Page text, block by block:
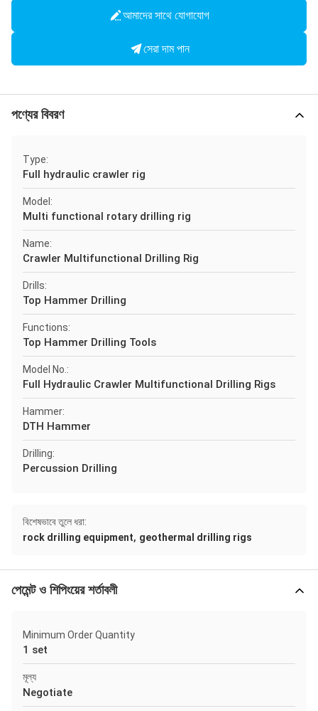
আমাদের সাথে যোগাযোগ
সেরা দাম পান
পণ্যের বিবরণ
Type:
Full hydraulic crawler rig
Model:
Multi functional rotary drilling rig
Name:
Crawler Multifunctional Drilling Rig
Drills:
Top Hammer Drilling
Functions:
Top Hammer Drilling Tools
Model No.:
Full Hydraulic Crawler Multifunctional Drilling Rigs
Hammer:
DTH Hammer
Drilling:
Percussion Drilling
বিশেষভাবে তুলে ধরা:
rock drilling equipment, geothermal drilling rigs
পেমেন্ট ও শিপিংয়ের শর্তাবলী
Minimum Order Quantity
1 set
মূল্য
Negotiate